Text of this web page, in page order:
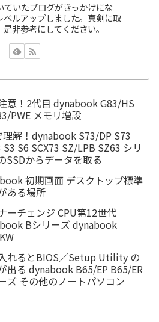
いたブログがきっかけにな
ベルアップしました。真剣に取
非参考にしてください。
意！2代目 dynabook G83/HS
PWE メモリ増設
理解！dynabook S73/DP S73
S3 S6 SCX73 SZ/LPB SZ63 シリ
SSDからデータを取る
初期画面 デスクトップ標準
ある場所
ーチェンジ CPU第12世代
Bシリーズ dynabook
れるとBIOS／Setup Utility の
出る dynabook B65/EP B65/ER
ズ その他のノートパソコン